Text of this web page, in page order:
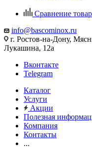
Сравнение
info@bascominox.ru
г. Ростов-на-Дону,
Лукашина, 12а
Вконтакте
Telegram
Каталог
Услуги
Акции
Полезная
Компания
Контакты
...